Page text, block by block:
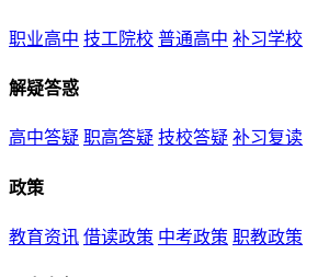
职业高中 技工院校 普通高中 补习学校
解疑答惑
高中答疑 职高答疑 技校答疑 补习复读
政策
教育资讯 借读政策 中考政策 职教政策